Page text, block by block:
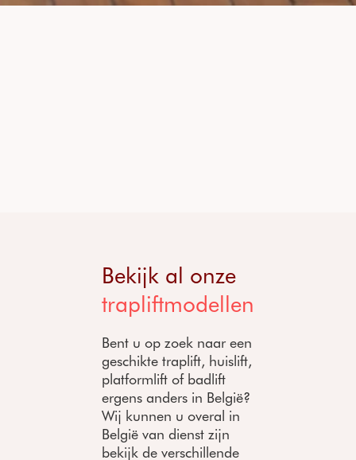
Bekijk al onze
trapliftmodellen
Bent u op zoek naar een
geschikte traplift, huislift,
platformlift of badlift
ergens anders in België?
Wij kunnen u overal in
België van dienst zijn
bekijk de verschillende